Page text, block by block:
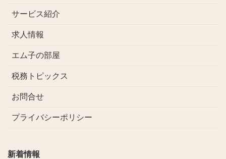
サービス紹介
求人情報
エム子の部屋
税務トピックス
お問合せ
プライバシーポリシー
新着情報